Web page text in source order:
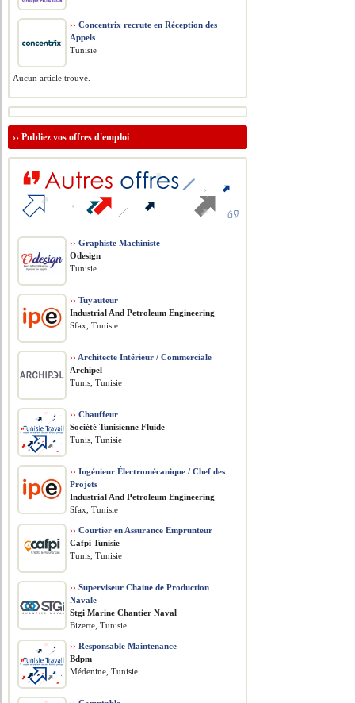
›› Concentrix recrute en Réception des
Appels
Tunisie
Aucun article trouvé.
››Publiez vos offres d'emploi
›› Graphiste Machiniste
Odesign
Tunisie
›› Tuyauteur
​Industrial And Petroleum Engineering
Sfax, Tunisie
›› Architecte Intérieur / Commerciale
Archipel
Tunis, Tunisie
›› Chauffeur
Société Tunisienne Fluide
Tunis, Tunisie
›› Ingénieur Électromécanique / Chef des
Projets
​Industrial And Petroleum Engineering
Sfax, Tunisie
›› Courtier en Assurance Emprunteur
Cafpi Tunisie
Tunis, Tunisie
›› Superviseur Chaine de Production
Navale
Stgi Marine Chantier Naval
Bizerte, Tunisie
›› Responsable Maintenance
Bdpm
Médenine, Tunisie